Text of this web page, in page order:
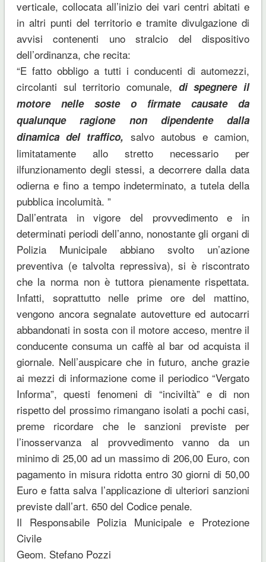
verticale, collocata all’inizio dei vari centri abitati e
in altri punti del territorio e tramite divulgazione di
avvisi contenenti uno stralcio del dispositivo
dell’ordinanza, che recita:
“E fatto obbligo a tutti i conducenti di automezzi,
circolanti sul territorio comunale, di spegnere il
motore nelle soste o firmate causate da
qualunque ragione non dipendente dalla
dinamica del traffico, salvo autobus e camion,
limitatamente allo stretto necessario per
ilfunzionamento degli stessi, a decorrere dalla data
odierna e fino a tempo indeterminato, a tutela della
pubblica incolumità. ”
Dall’entrata in vigore del provvedimento e in
determinati periodi dell’anno, nonostante gli organi di
Polizia Municipale abbiano svolto un’azione
preventiva (e talvolta repressiva), si è riscontrato
che la norma non è tuttora pienamente rispettata.
Infatti, soprattutto nelle prime ore del mattino,
vengono ancora segnalate autovetture ed autocarri
abbandonati in sosta con il motore acceso, mentre il
conducente consuma un caffè al bar od acquista il
giornale. Nell’auspicare che in futuro, anche grazie
ai mezzi di informazione come il periodico “Vergato
Informa”, questi fenomeni di “inciviltà” e di non
rispetto del prossimo rimangano isolati a pochi casi,
preme ricordare che le sanzioni previste per
l’inosservanza al provvedimento vanno da un
minimo di 25,00 ad un massimo di 206,00 Euro, con
pagamento in misura ridotta entro 30 giorni di 50,00
Euro e fatta salva l’applicazione di ulteriori sanzioni
previste dall’art. 650 del Codice penale.
Il Responsabile Polizia Municipale e Protezione
Civile
Geom. Stefano Pozzi